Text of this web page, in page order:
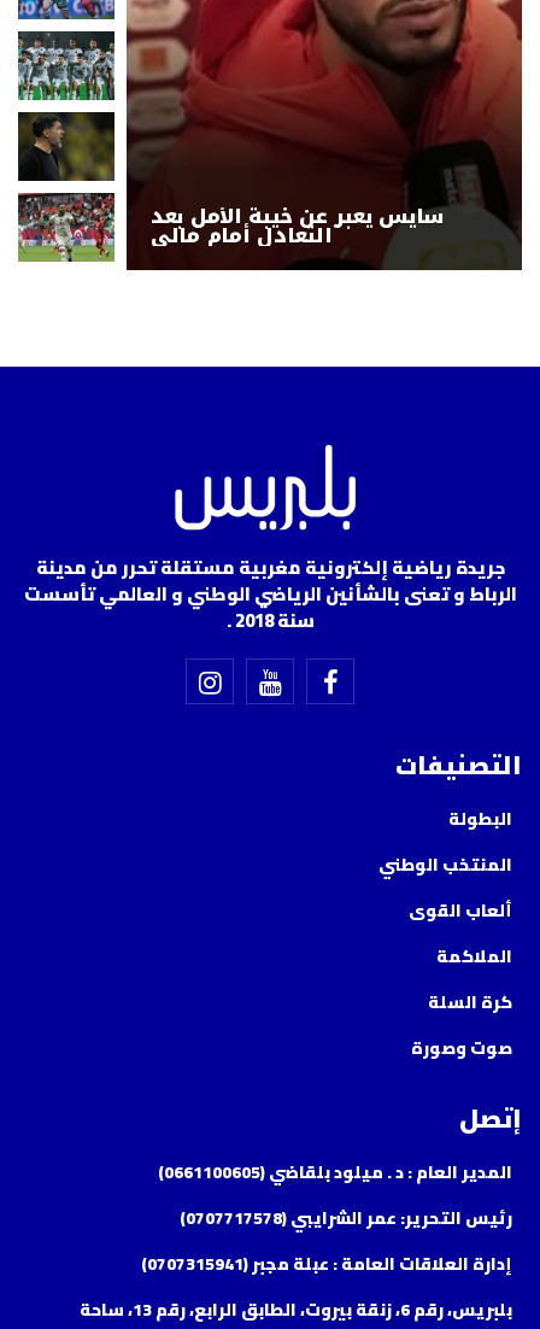
سايس يعبر عن خيبة الأمل بعد
التعادل أمام مالي
جريدة رياضية إلكترونية مغربية مستقلة تحرر من مدينة
الرباط و تعنى بالشأنين الرياضي الوطني و العالمي تأسست
سنة 2018 .
التصنيفات
البطولة
المنتخب الوطني
ألعاب القوى
الملاكمة
كرة السلة
صوت وصورة
إتصل
المدير العام : د . ميلود بلقاضي (0661100605)
رئيس التحرير: عمر الشرايبي (0707717578)
إدارة العلاقات العامة : عبلة مجبر (0707315941)
بلبريس، رقم 6، زنقة بيروت، الطابق الرابع، رقم 13، ساحة